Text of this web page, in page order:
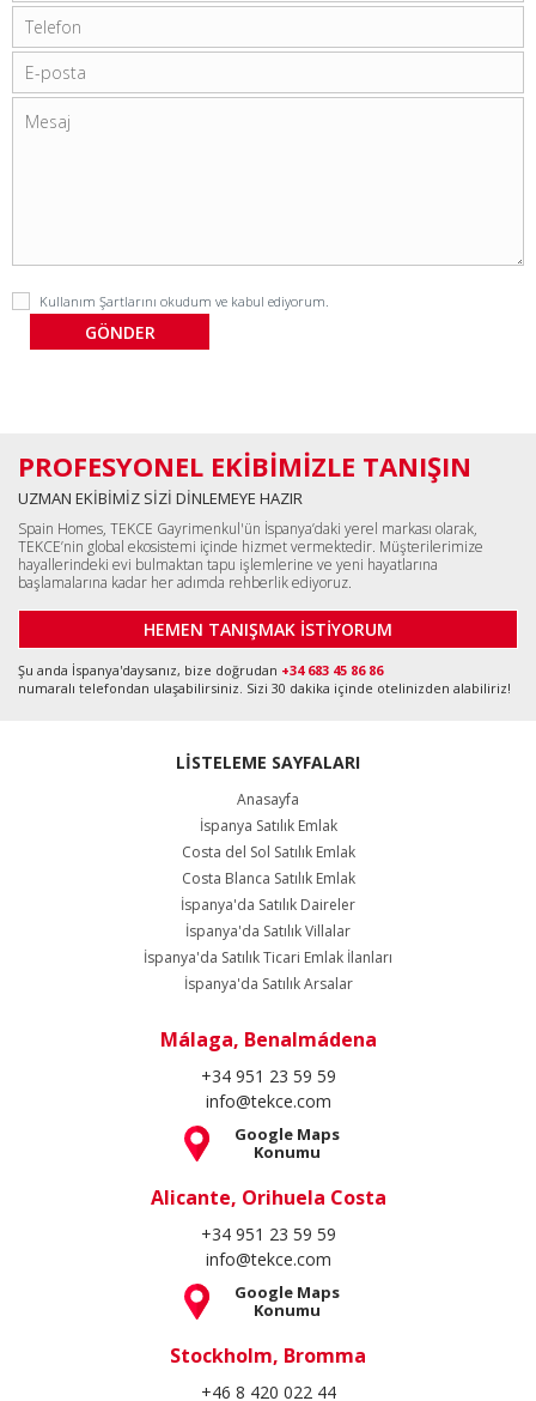
Kullanım Şartlarını okudum ve kabul ediyorum.
PROFESYONEL EKİBİMİZLE TANIŞIN
UZMAN EKİBİMİZ SİZİ DİNLEMEYE HAZIR
Spain Homes, TEKCE Gayrimenkul'ün İspanya’daki yerel markası olarak,
TEKCE’nin global ekosistemi içinde hizmet vermektedir. Müşterilerimize
hayallerindeki evi bulmaktan tapu işlemlerine ve yeni hayatlarına
başlamalarına kadar her adımda rehberlik ediyoruz.
HEMEN TANIŞMAK İSTİYORUM
Şu anda İspanya'daysanız, bize doğrudan +34 683 45 86 86
numaralı telefondan ulaşabilirsiniz. Sizi 30 dakika içinde otelinizden alabiliriz!
LİSTELEME SAYFALARI
Anasayfa
İspanya Satılık Emlak
Costa del Sol Satılık Emlak
Costa Blanca Satılık Emlak
İspanya'da Satılık Daireler
İspanya'da Satılık Villalar
İspanya'da Satılık Ticari Emlak İlanları
İspanya'da Satılık Arsalar
Málaga, Benalmádena
+34 951 23 59 59
info@tekce.com
Google Maps
Konumu
Alicante, Orihuela Costa
+34 951 23 59 59
info@tekce.com
Google Maps
Konumu
Stockholm, Bromma
+46 8 420 022 44